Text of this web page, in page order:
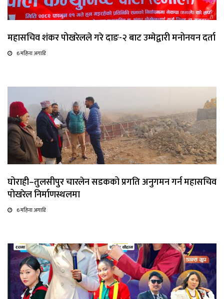
महासचिव शंकर पोखरेलले गरे दाङ-२ बाट उम्मेद्वारी मनोनयन दर्ता
6 महिना अगाडि
घोराही–तुलसीपुर चारलेन सडकको प्रगति अनुगमन गर्न महासचिव
पोखरेल निर्माणस्थलमा
6 महिना अगाडि